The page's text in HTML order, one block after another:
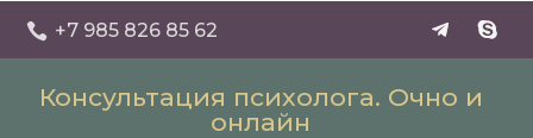
 +7 985 826 85 62
Консультация психолога. Очно и
онлайн